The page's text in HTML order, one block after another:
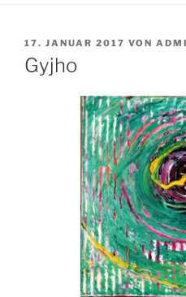
VERÖFFENTLICHT
AM
17. JANUAR 2017 VON
Gyjho